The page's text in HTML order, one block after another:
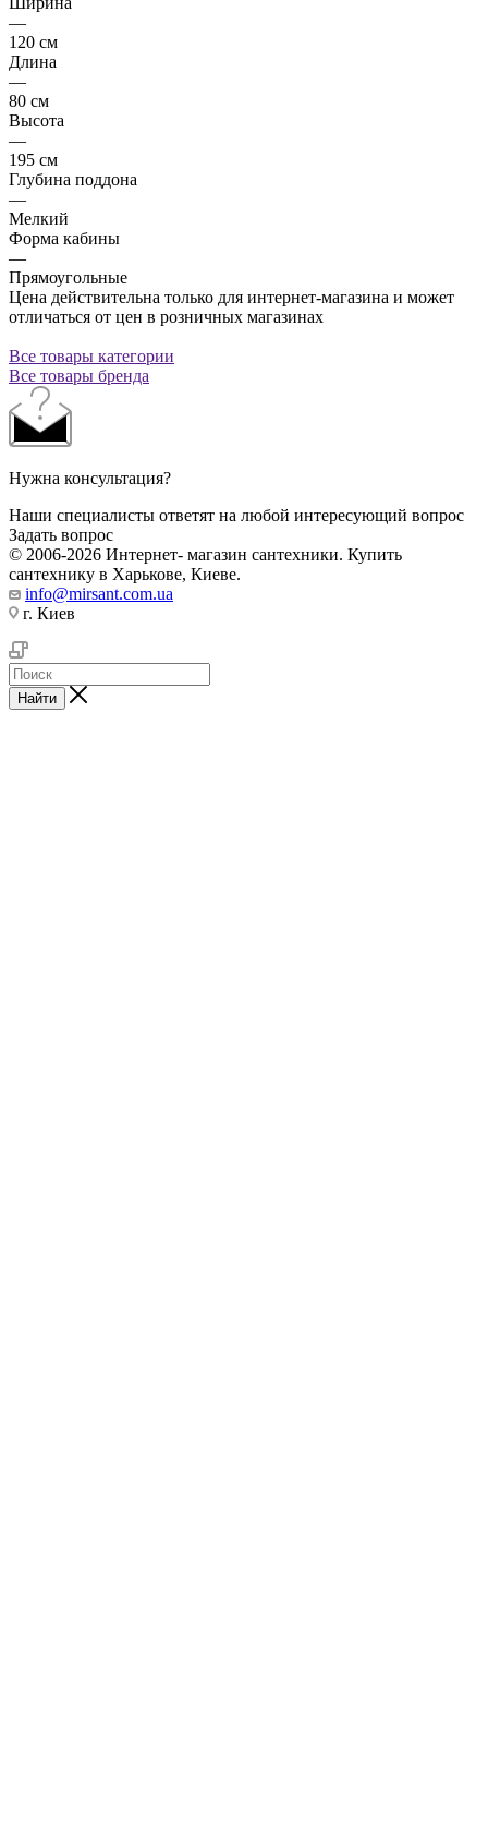
—
120 см
Длина
—
80 см
Высота
—
195 см
Глубина поддона
—
Мелкий
Форма кабины
—
Прямоугольные
Цена действительна только для интернет-магазина и может
отличаться от цен в розничных магазинах
Все товары категории
Все товары бренда
Нужна консультация?
Наши специалисты ответят на любой интересующий вопрос
Задать вопрос
© 2006-2026 Интернет- магазин сантехники. Купить
сантехнику в Харькове, Киеве.
info@mirsant.com.ua
г. Киев
Найти